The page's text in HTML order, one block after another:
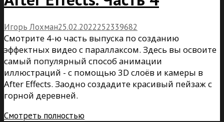
Игорь Лохман25.02.2022252339682
Смотрите 4-ю часть выпуска по созданию
эффектных видео с параллаксом. Здесь вы освоите
самый популярный способ анимации
иллюстраций - с помощью 3D слоёв и камеры в
After Effects. Заодно создадите красивый пейзаж с
горной деревней.
Смотреть полностью